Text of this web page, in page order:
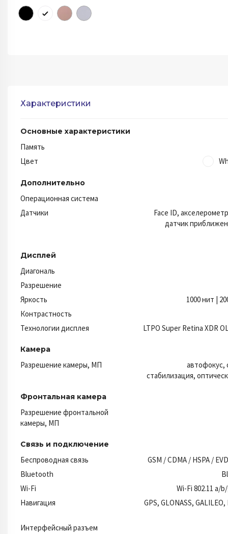
Характеристики
Основные характеристики
Память
Цвет
Дополнительно
Операционная система
Датчики
Face ID,
датчик
Дисплей
Диагональ
Разрешение
Яркость
1000 нит |
Контрастность
Технологии дисплея
LTPO Super Retina XDR
Камера
Разрешение камеры, МП
автофокус,
стабилизация,
Фронтальная камера
Разрешение фронтальной
камеры, МП
Связь и подключение
Беспроводная связь
GSM / CDMA / HSPA /
Bluetooth
Wi-Fi
Wi-Fi 802.11 a/
Навигация
GPS, GLONASS,
Интерфейсный разъем